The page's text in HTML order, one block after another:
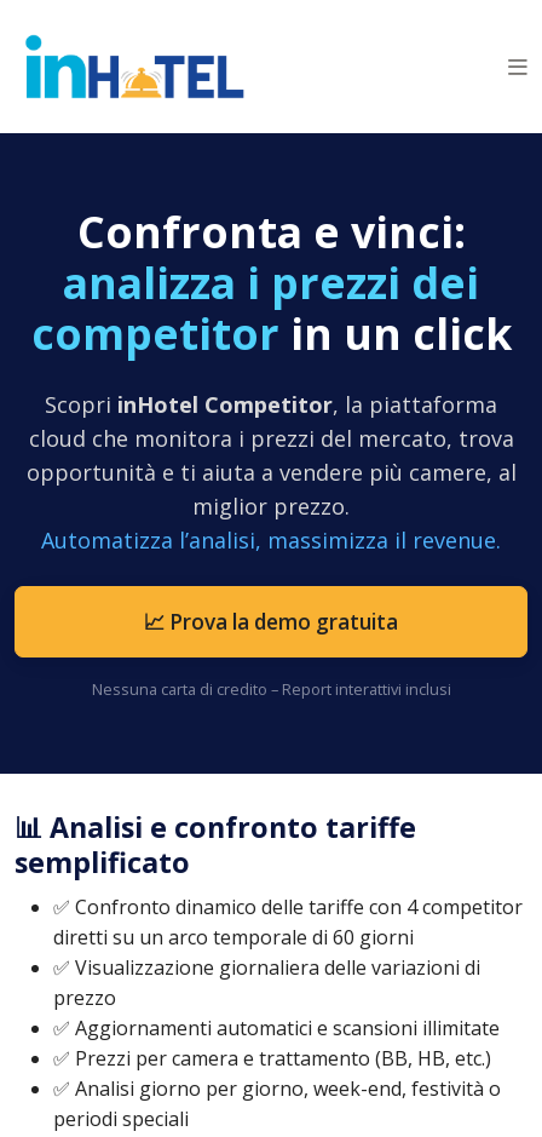
Confronta e vinci:
analizza i prezzi dei
competitor in un click
Scopri inHotel Competitor, la piattaforma
cloud che monitora i prezzi del mercato, trova
opportunità e ti aiuta a vendere più camere, al
miglior prezzo.
Automatizza l’analisi, massimizza il revenue.
📈 Prova la demo gratuita
Nessuna carta di credito – Report interattivi inclusi
📊 Analisi e confronto tariffe
semplificato
✅ Confronto dinamico delle tariffe con 4 competitor
diretti su un arco temporale di 60 giorni
✅ Visualizzazione giornaliera delle variazioni di
prezzo
✅ Aggiornamenti automatici e scansioni illimitate
✅ Prezzi per camera e trattamento (BB, HB, etc.)
✅ Analisi giorno per giorno, week-end, festività o
periodi speciali